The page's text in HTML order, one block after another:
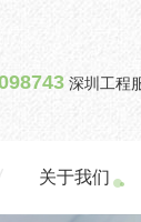
深圳工程
关于我们